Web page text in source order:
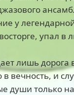
у
упал в
лишь дорога
в вечность, и
души только